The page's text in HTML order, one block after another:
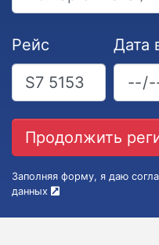
Рейс Дата
Заполняя форму, я даю
данных